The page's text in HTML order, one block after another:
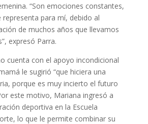
“Son emociones constantes,
para mí, debido al
de muchos años que llevamos
expresó Parra.
cuenta con el apoyo incondicional
le sugirió “que hiciera una
porque es muy incierto el futuro
este motivo, Mariana ingresó a
deportiva en la Escuela
lo que le permite combinar su